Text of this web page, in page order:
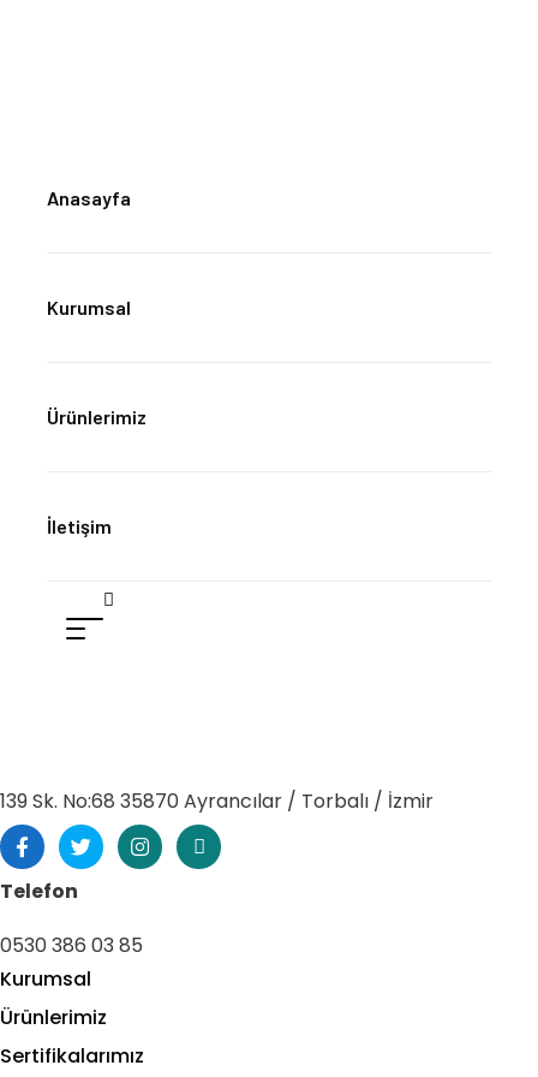
Anasayfa
Kurumsal
Ürünlerimiz
İletişim
139 Sk. No:68 35870 Ayrancılar / Torbalı / İzmir
Telefon
0530 386 03 85
Kurumsal
Ürünlerimiz
Sertifikalarımız